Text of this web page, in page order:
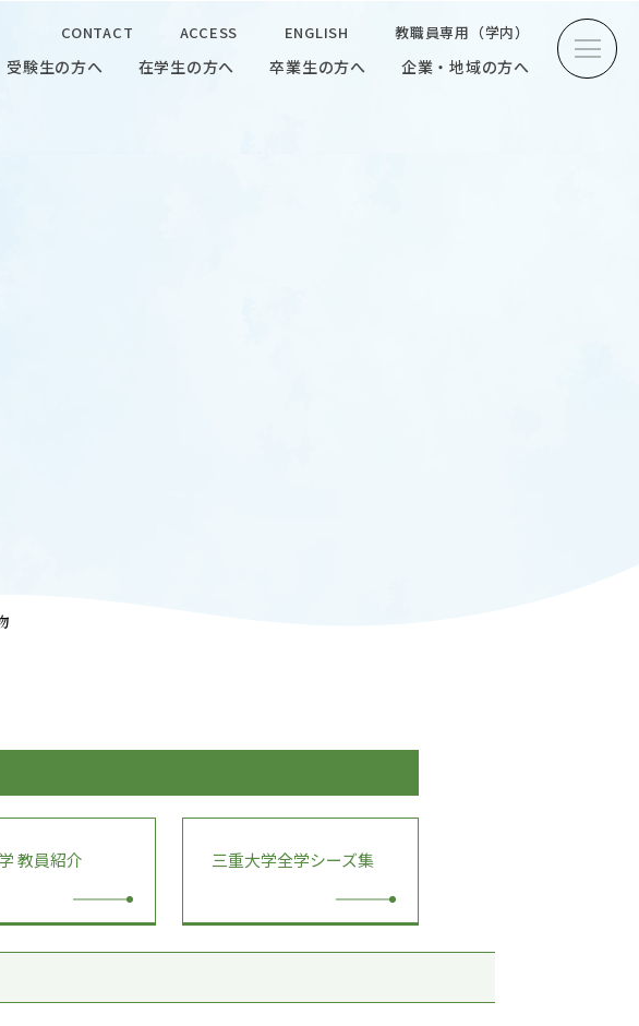
CONTACT ACCESS ENGLISH 教職員専用（学内）
受験生の方へ 在学生の方へ 卒業生の方へ 企業・地域の方へ
紀要
ANPIC
ANPIC安否情報システム
教員紹介 三重大学全学シーズ集